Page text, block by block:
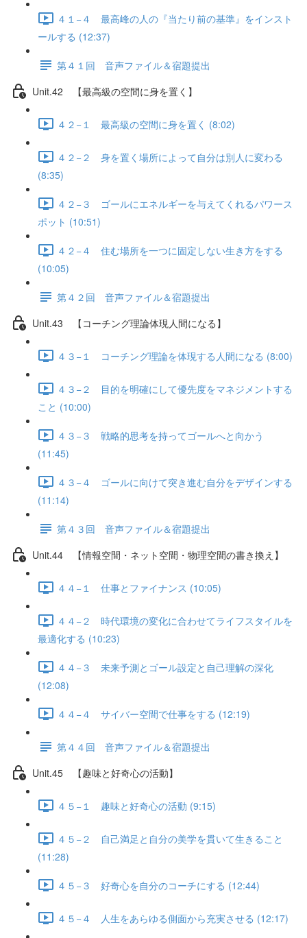
４１−４ 最高峰の人の『当たり前の基準』をインスト
ールする (12:37)
第４１回 音声ファイル＆宿題提出
Unit.42 【最高級の空間に身を置く】
４２−１ 最高級の空間に身を置く (8:02)
４２−２ 身を置く場所によって自分は別人に変わる
(8:35)
４２−３ ゴールにエネルギーを与えてくれるパワース
ポット (10:51)
４２−４ 住む場所を一つに固定しない生き方をする
(10:05)
第４２回 音声ファイル＆宿題提出
Unit.43 【コーチング理論体現人間になる】
４３−１ コーチング理論を体現する人間になる (8:00)
４３−２ 目的を明確にして優先度をマネジメントする
こと (10:00)
４３−３ 戦略的思考を持ってゴールへと向かう
(11:45)
４３−４ ゴールに向けて突き進む自分をデザインする
(11:14)
第４３回 音声ファイル＆宿題提出
Unit.44 【情報空間・ネット空間・物理空間の書き換え】
４４−１ 仕事とファイナンス (10:05)
４４−２ 時代環境の変化に合わせてライフスタイルを
最適化する (10:23)
４４−３ 未来予測とゴール設定と自己理解の深化
(12:08)
４４−４ サイバー空間で仕事をする (12:19)
第４４回 音声ファイル＆宿題提出
Unit.45 【趣味と好奇心の活動】
４５−１ 趣味と好奇心の活動 (9:15)
４５−２ 自己満足と自分の美学を貫いて生きること
(11:28)
４５−３ 好奇心を自分のコーチにする (12:44)
４５−４ 人生をあらゆる側面から充実させる (12:17)